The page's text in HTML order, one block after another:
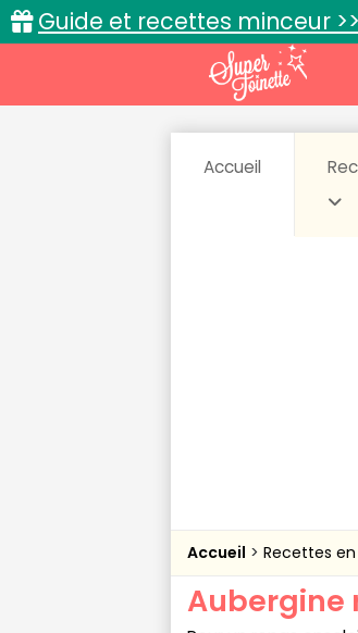
Guide et recettes minceur >>
Accueil
Accueil Recettes
Aubergine